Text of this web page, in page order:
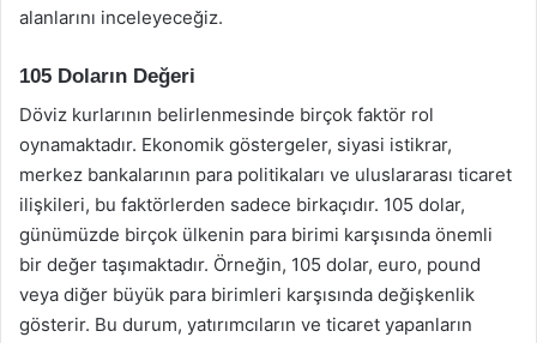
alanlarını inceleyeceğiz.
105 Doların Değeri
Döviz kurlarının belirlenmesinde birçok faktör rol
oynamaktadır. Ekonomik göstergeler, siyasi istikrar,
merkez bankalarının para politikaları ve uluslararası ticaret
ilişkileri, bu faktörlerden sadece birkaçıdır. 105 dolar,
günümüzde birçok ülkenin para birimi karşısında önemli
bir değer taşımaktadır. Örneğin, 105 dolar, euro, pound
veya diğer büyük para birimleri karşısında değişkenlik
gösterir. Bu durum, yatırımcıların ve ticaret yapanların